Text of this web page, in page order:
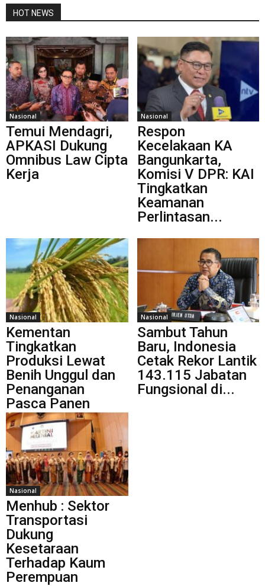
HOT NEWS
Nasional
Temui Mendagri,
APKASI Dukung
Omnibus Law Cipta
Kerja
Nasional
Respon
Kecelakaan KA
Bangunkarta,
Komisi V DPR: KAI
Tingkatkan
Keamanan
Perlintasan...
Nasional
Kementan
Tingkatkan
Produksi Lewat
Benih Unggul dan
Penanganan
Pasca Panen
Nasional
Sambut Tahun
Baru, Indonesia
Cetak Rekor Lantik
143.115 Jabatan
Fungsional di...
Nasional
Menhub : Sektor
Transportasi
Dukung
Kesetaraan
Terhadap Kaum
Perempuan